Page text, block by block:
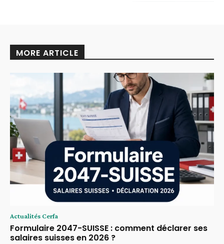
MORE ARTICLE
Actualités Cerfa
Formulaire 2047-SUISSE : comment déclarer ses
salaires suisses en 2026 ?